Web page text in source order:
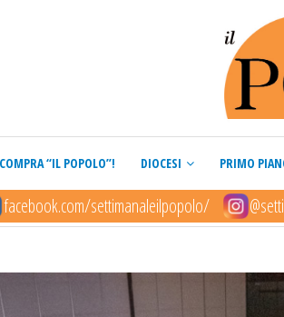
COMPRA “IL POPOLO”! DIOCESI PRIMO
facebook.com/settimanaleilpopolo/